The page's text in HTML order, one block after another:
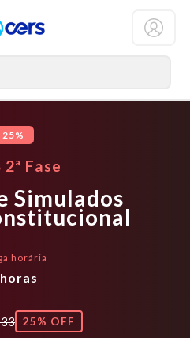
25%
2ª Fase
Simulados
horária
horas
25% OFF